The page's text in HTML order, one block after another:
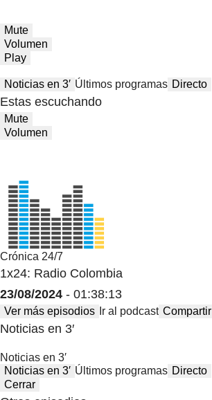
Mute
Volumen
Play
Noticias en 3′ Últimos programas Directo
Estas escuchando
Mute
Volumen
Crónica 24/7
1x24: Radio Colombia
23/08/2024 - 01:38:13
Ver más episodios Ir al podcast Compartir
Noticias en 3′
Noticias en 3′
Noticias en 3′ Últimos programas Directo
Cerrar